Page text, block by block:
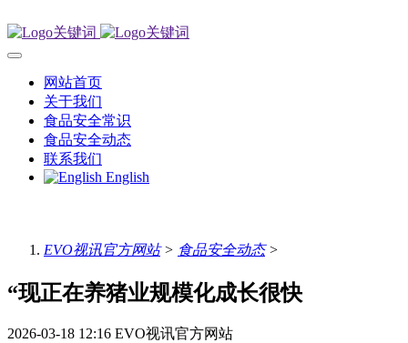
网站首页
关于我们
食品安全常识
食品安全动态
联系我们
English
EVO视讯官方网站> 食品安全动态>
“现正在养猪业规模化成长很快
2026-03-18 12:16 EVO视讯官方网站